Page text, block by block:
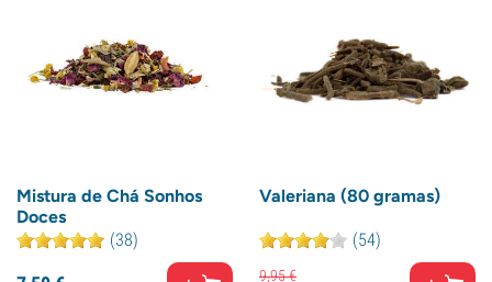
Mistura de Chá Sonhos
Doces
(38)
Valeriana (80 gramas)
(54)
9,95€